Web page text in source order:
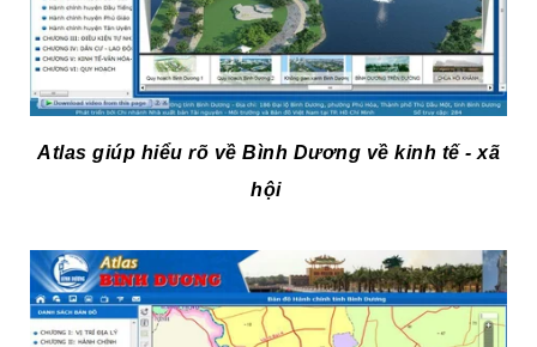
Atlas giúp hiểu rõ về Bình Dương về kinh tế - xã
hội